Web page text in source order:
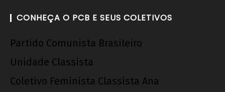
UNE na luta: pela Universidade Popular e pelo
socialismo!
25 de
CONHEÇA O PCB E SEUS COLETIVOS
Partido Comunista Brasileiro
Unidade Classista
Coletivo Feminista Classista Ana